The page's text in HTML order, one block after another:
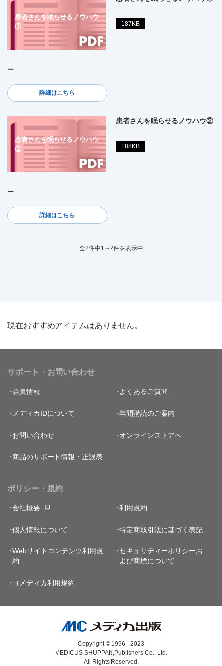
患者さんを眠らせるノウハウ
①
187KB
ー
詳細はこちら
患者さんを眠らせるノウハウ
②
患者さんを眠らせるノウハウ②
188KB
ー
詳細はこちら
全2件中1～2件を表示中
現在おすすめアイテムはありません。
サポート・お問い合わせ
会員情報 よくあるご質問
メディカIDについて 年間購読のご案内
お問い合わせ オンラインストアへ
商品のサポート情報・正誤表
ポリシー・規約
会社概要 利用規約
個人情報について 特定商取引法に基づく表記
Webサイトコンテンツ利用規
約
セキュリティーポリシーお
よび商標について
ヨメディカ利用規約
Copyright © 1996 - 2023
MEDICUS SHUPPAN,Publishers Co., Ltd.
All Rights Reserved.